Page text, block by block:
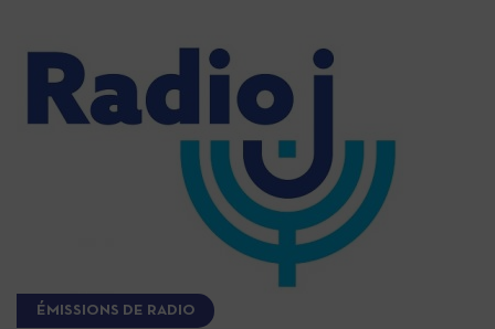
ÉMISSIONS DE RADIO